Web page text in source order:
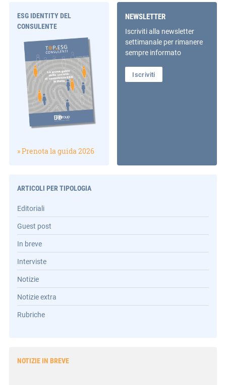
ESG IDENTITY DEL
CONSULENTE
» Prenota la guida 2026
NEWSLETTER
Iscriviti alla newsletter
settimanale per rimanere
sempre informato
Iscriviti
ARTICOLI PER TIPOLOGIA
Editoriali
Guest post
In breve
Interviste
Notizie
Notizie extra
Rubriche
NOTIZIE IN BREVE